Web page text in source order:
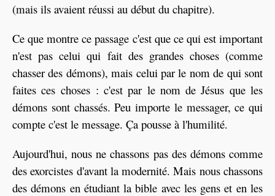
(mais ils avaient réussi au début du chapitre).
Ce que montre ce passage c'est que ce qui est important
n'est pas celui qui fait des grandes choses (comme
chasser des démons), mais celui par le nom de qui sont
faites ces choses : c'est par le nom de Jésus que les
démons sont chassés. Peu importe le messager, ce qui
compte c'est le message. Ça pousse à l'humilité.
Aujourd'hui, nous ne chassons pas des démons comme
des exorcistes d'avant la modernité. Mais nous chassons
des démons en étudiant la bible avec les gens et en les